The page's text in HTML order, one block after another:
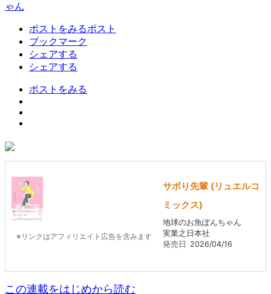
ゃん
ポストをみるポスト
ブックマーク
シェアする
シェアする
ポストをみる
※リンクはアフィリエイト広告を含みます
サボり先輩 (リュエルコ
ミックス)
地球のお魚ぽんちゃん
実業之日本社
発売日
2026/04/16
この連載をはじめから読む